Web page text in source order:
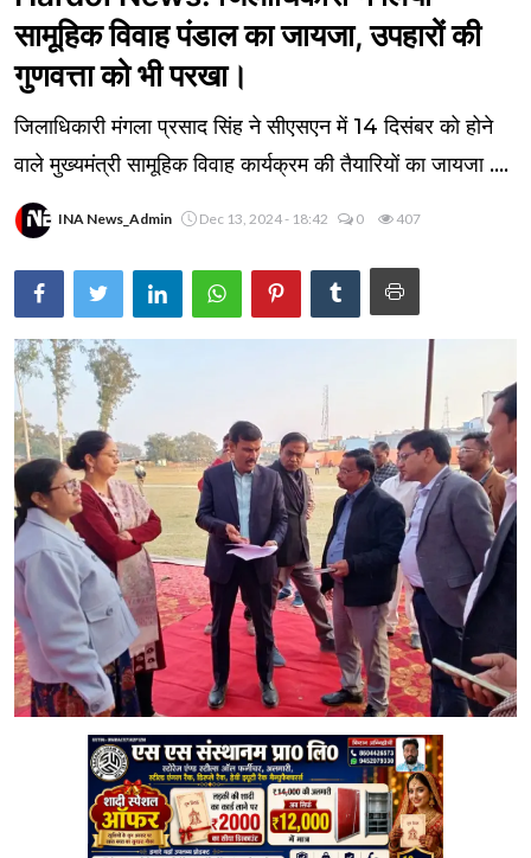
सामूहिक विवाह पंडाल का जायजा, उपहारों की
गुणवत्ता को भी परखा।
जिलाधिकारी मंगला प्रसाद सिंह ने सीएसएन में 14 दिसंबर को होने
वाले मुख्यमंत्री सामूहिक विवाह कार्यक्रम की तैयारियों का जायजा ....
INA News_Admin Dec 13, 2024 - 18:42 0 407